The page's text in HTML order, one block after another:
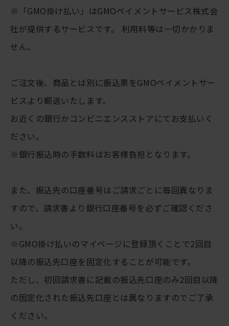
※「GMO掛け払い」はGMOペイメントサービス株式会
社が提供するサービスです。 利用料等は一切かかりま
せん。
ご注文後、商品とは別に振込票をGMOペイメントサー
ビスより郵送いたします。
お近くの銀行かコンビニエンスストアにてお支払いく
ださい。
※銀行振込時の手数料はお客様負担となります。
また、振込先の口座番号はご請求ごとに毎回異なりま
すので、請求書より銀行口座番号を必ずご確認くださ
い。
※GMO掛け払いのマイページに登録頂くことで2回目
以降の振込先口座を固定化することが可能です。
ただし、初回請求書に記載の振込先口座のみ2回目以降
の固定化された振込先口座とは異なりますのでご了承
ください。